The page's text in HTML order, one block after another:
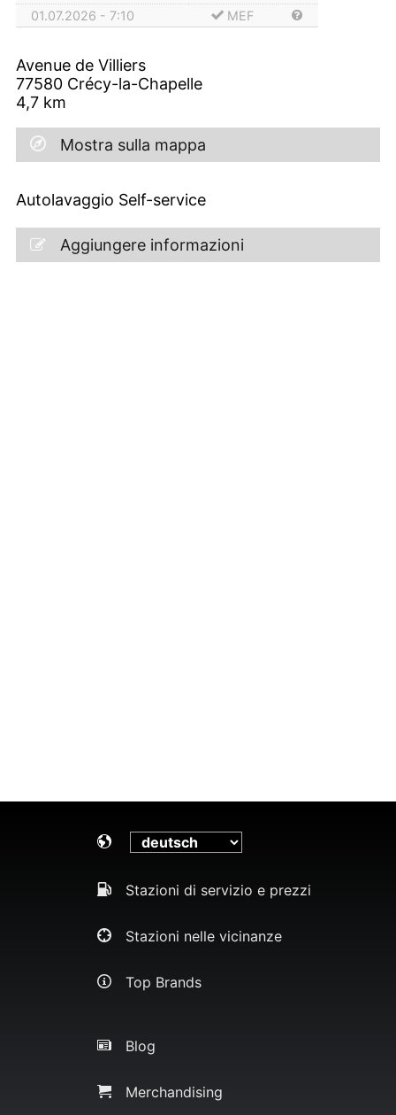
01.07.2026 - 7:10 MEF
Avenue de Villiers
77580 Crécy-la-Chapelle
4,7 km
Mostra sulla mappa
Autolavaggio Self-service
Aggiungere informazioni
Stazioni di servizio e prezzi
Stazioni nelle vicinanze
Top Brands
Blog
Merchandising